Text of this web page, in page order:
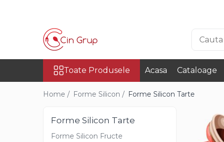
Toate Produsele
Ciocolata Veritabila
Ciocolata Surogat
Ciocolata Decor
Ciocolata Irca
Toate Produsele Acasa Cataloage
Home / Forme Silicon / Forme Silicon Tarte
Forme Silicon Tarte
Forme Silicon Fructe